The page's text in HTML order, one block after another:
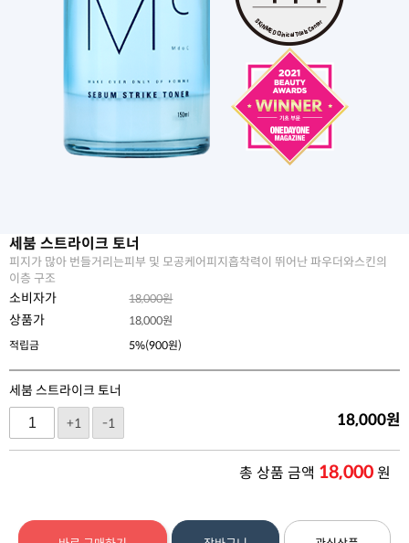
세붐 스트라이크 토너
피지가 많아 번들거리는피부 및 모공케어피지흡착력이 뛰어난 파우더와스킨의
이층 구조
소비자가 18,000원
상품가 18,000원
적립금
5%(900원)
세붐 스트라이크 토너
+1
-1 18,000원
총 상품 금액 18,000원